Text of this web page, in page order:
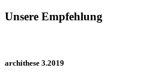
Unsere Empfehlung
archithese 3.2019